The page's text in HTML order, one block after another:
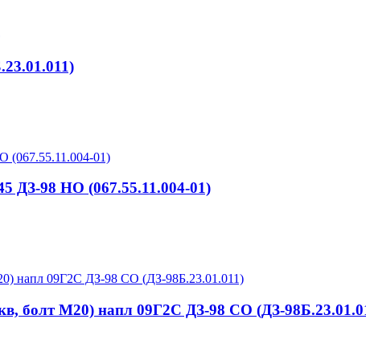
ДЗ-98 НО (067.55.11.004-01)
болт М20) напл 09Г2С ДЗ-98 СО (ДЗ-